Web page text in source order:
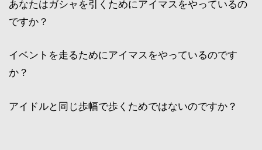
あなたはガシャを引くためにアイマスをやっているの
ですか？
イベントを走るためにアイマスをやっているのです
か？
アイドルと同じ歩幅で歩くためではないのですか？